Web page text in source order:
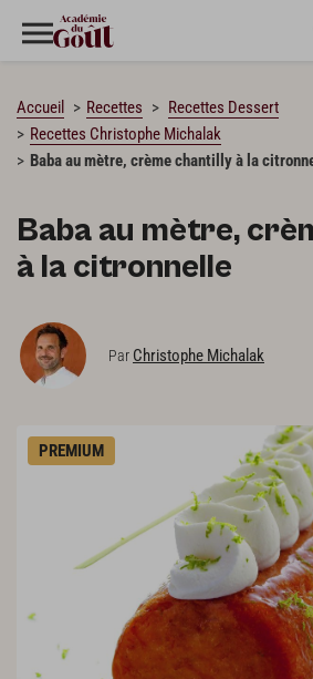
Accueil Recettes
Recettes Dessert
Recettes Christophe Michalak
Baba au mètre, crème chantilly à la
Baba au mètre,
à la citronnelle
Par Christophe Michalak
PREMIUM
CHARGEMENT…